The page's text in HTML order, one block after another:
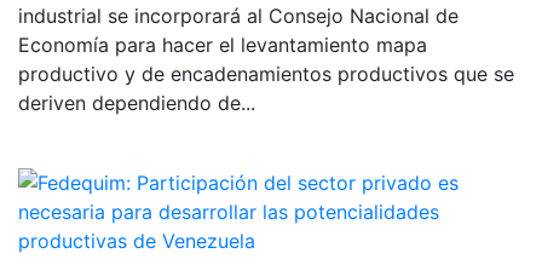
industrial se incorporará al Consejo Nacional de
Economía para hacer el levantamiento mapa
productivo y de encadenamientos productivos que se
deriven dependiendo de...